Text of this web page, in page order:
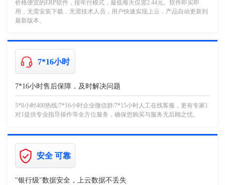
价格便宜的ERP软件，按年付模式，最低每天仅需2.44元。软件即买即
用，无需安装下载，无需技术人员，用户快速实现上云，产品自动更新到
最新版本。
7*16小时
7*16小时售后保障，及时解决问题
5*8小时400热线/7*16小时企业微信群/7*15小时人工在线客服，更有专家1
对1提供专业指导操作等全方位服务，确保您购买与服务无后顾之忧。
安全 可靠
"银行级"数据安全，上云数据不丢失